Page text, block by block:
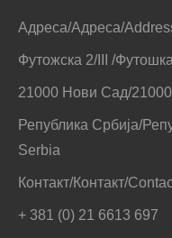
Адреса/Адреса/
Футожска 2/III /
21000 Нови Сад/
Република Србија/
Serbia
Контакт/Контакт/
+ 381 (0) 21 6613 697